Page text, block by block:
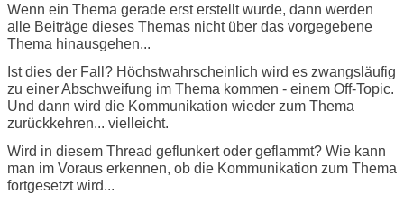
Wenn ein Thema gerade erst erstellt wurde, dann werden
alle Beiträge dieses Themas nicht über das vorgegebene
Thema hinausgehen...
Ist dies der Fall? Höchstwahrscheinlich wird es zwangsläufig
zu einer Abschweifung im Thema kommen - einem Off-Topic.
Und dann wird die Kommunikation wieder zum Thema
zurückkehren... vielleicht.
Wird in diesem Thread geflunkert oder geflammt? Wie kann
man im Voraus erkennen, ob die Kommunikation zum Thema
fortgesetzt wird...